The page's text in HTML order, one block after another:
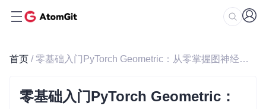
首页 / 零基础入门PyTorch Geometric：从零掌握图神经网络开发实战指南
零基础入门PyTorch Geometric：